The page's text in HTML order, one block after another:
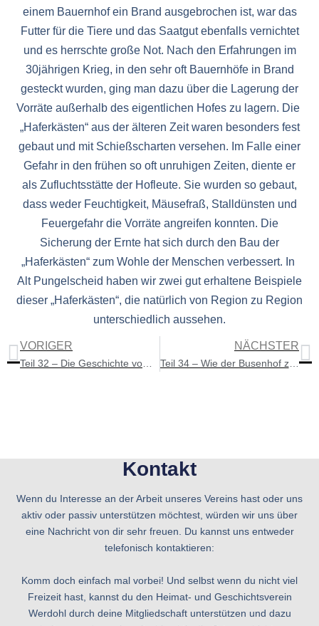
einem Bauernhof ein Brand ausgebrochen ist, war das
Futter für die Tiere und das Saatgut ebenfalls vernichtet
und es herrschte große Not. Nach den Erfahrungen im
30jährigen Krieg, in den sehr oft Bauernhöfe in Brand
gesteckt wurden, ging man dazu über die Lagerung der
Vorräte außerhalb des eigentlichen Hofes zu lagern. Die
„Haferkästen“ aus der älteren Zeit waren besonders fest
gebaut und mit Schießscharten versehen. Im Falle einer
Gefahr in den frühen so oft unruhigen Zeiten, diente er
als Zufluchtsstätte der Hofleute. Sie wurden so gebaut,
dass weder Feuchtigkeit, Mäusefraß, Stalldünsten und
Feuergefahr die Vorräte angreifen konnten. Die
Sicherung der Ernte hat sich durch den Bau der
„Haferkästen“ zum Wohle der Menschen verbessert. In
Alt Pungelscheid haben wir zwei gut erhaltene Beispiele
dieser „Haferkästen“, die natürlich von Region zu Region
unterschiedlich aussehen.
VORIGER
Teil 32 – Die Geschichte vom „Felixturm“
NÄCHSTER
Teil 34 – Wie der Busenhof zu seinem Namen kam?
Kontakt
Wenn du Interesse an der Arbeit unseres Vereins hast oder uns
aktiv oder passiv unterstützen möchtest, würden wir uns über
eine Nachricht von dir sehr freuen. Du kannst uns entweder
telefonisch kontaktieren:
Komm doch einfach mal vorbei! Und selbst wenn du nicht viel
Freizeit hast, kannst du den Heimat- und Geschichtsverein
Werdohl durch deine Mitgliedschaft unterstützen und dazu